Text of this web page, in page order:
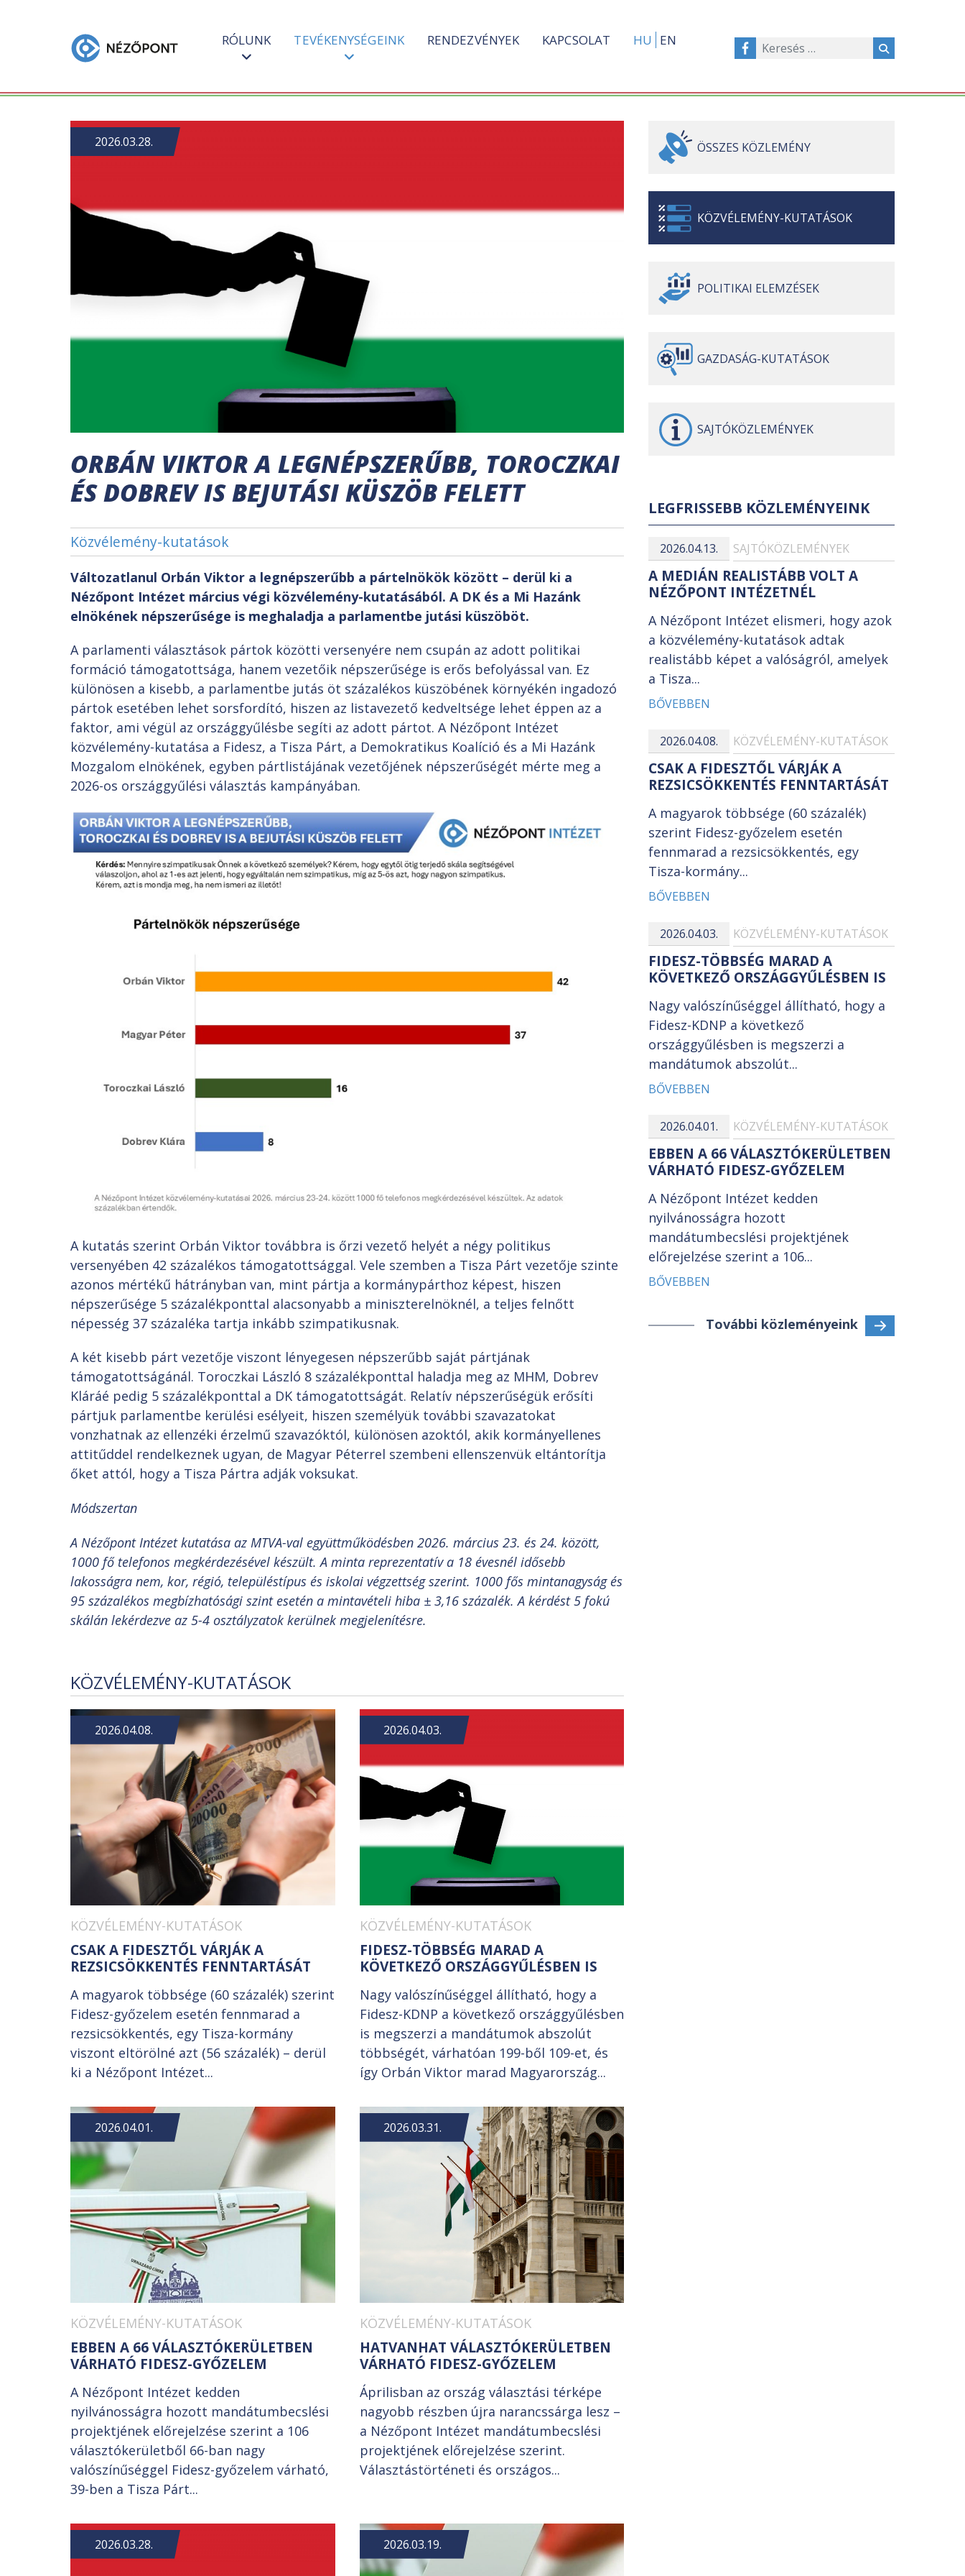
RÓLUNK TEVÉKENYSÉGEINK RENDEZVÉNYEK KAPCSOLAT HU EN
ORBÁN VIKTOR A LEGNÉPSZERŰBB, TOROCZKAI
ÉS DOBREV IS BEJUTÁSI KÜSZÖB FELETT
Közvélemény-kutatások
2026.03.28.
Változatlanul Orbán Viktor a legnépszerűbb a pártelnökök között – derül ki a
Nézőpont Intézet március végi közvélemény-kutatásából. A DK és a Mi Hazánk
elnökének népszerűsége is meghaladja a parlamentbe jutási küszöböt.
A parlamenti választások pártok közötti versenyére nem csupán az adott politikai
formáció támogatottsága, hanem vezetőik népszerűsége is erős befolyással van. Ez
különösen a kisebb, a parlamentbe jutás öt százalékos küszöbének környékén ingadozó
pártok esetében lehet sorsfordító, hiszen az listavezető kedveltsége lehet éppen az a
faktor, ami végül az országgyűlésbe segíti az adott pártot. A Nézőpont Intézet
közvélemény-kutatása a Fidesz, a Tisza Párt, a Demokratikus Koalíció és a Mi Hazánk
Mozgalom elnökének, egyben pártlistájának vezetőjének népszerűségét mérte meg a
2026-os országgyűlési választás kampányában.
A kutatás szerint Orbán Viktor továbbra is őrzi vezető helyét a négy politikus
versenyében 42 százalékos támogatottsággal. Vele szemben a Tisza Párt vezetője szinte
azonos mértékű hátrányban van, mint pártja a kormánypárthoz képest, hiszen
népszerűsége 5 százalékponttal alacsonyabb a miniszterelnöknél, a teljes felnőtt
népesség 37 százaléka tartja inkább szimpatikusnak.
A két kisebb párt vezetője viszont lényegesen népszerűbb saját pártjának
támogatottságánál. Toroczkai László 8 százalékponttal haladja meg az MHM, Dobrev
Kláráé pedig 5 százalékponttal a DK támogatottságát. Relatív népszerűségük erősíti
pártjuk parlamentbe kerülési esélyeit, hiszen személyük további szavazatokat
vonzhatnak az ellenzéki érzelmű szavazóktól, különösen azoktól, akik kormányellenes
attitűddel rendelkeznek ugyan, de Magyar Péterrel szembeni ellenszenvük eltántorítja
őket attól, hogy a Tisza Pártra adják voksukat.
Módszertan
A Nézőpont Intézet kutatása az MTVA-val együttműködésben 2026. március 23. és 24. között,
1000 fő telefonos megkérdezésével készült. A minta reprezentatív a 18 évesnél idősebb
lakosságra nem, kor, régió, településtípus és iskolai végzettség szerint. 1000 fős mintanagyság és
95 százalékos megbízhatósági szint esetén a mintavételi hiba ± 3,16 százalék. A kérdést 5 fokú
skálán lekérdezve az 5-4 osztályzatok kerülnek megjelenítésre.
KÖZVÉLEMÉNY-KUTATÁSOK
2026.04.08.
KÖZVÉLEMÉNY-KUTATÁSOK
CSAK A FIDESZTŐL VÁRJÁK A
REZSICSÖKKENTÉS FENNTARTÁSÁT
A magyarok többsége (60 százalék) szerint
Fidesz-győzelem esetén fennmarad a
rezsicsökkentés, egy Tisza-kormány
viszont eltörölné azt (56 százalék) – derül
ki a Nézőpont Intézet...
2026.04.03.
KÖZVÉLEMÉNY-KUTATÁSOK
FIDESZ-TÖBBSÉG MARAD A
KÖVETKEZŐ ORSZÁGGYŰLÉSBEN IS
Nagy valószínűséggel állítható, hogy a
Fidesz-KDNP a következő országgyűlésben
is megszerzi a mandátumok abszolút
többségét, várhatóan 199-ből 109-et, és
így Orbán Viktor marad Magyarország...
2026.04.01.
KÖZVÉLEMÉNY-KUTATÁSOK
EBBEN A 66 VÁLASZTÓKERÜLETBEN
VÁRHATÓ FIDESZ-GYŐZELEM
A Nézőpont Intézet kedden
nyilvánosságra hozott mandátumbecslési
projektjének előrejelzése szerint a 106
választókerületből 66-ban nagy
valószínűséggel Fidesz-győzelem várható,
39-ben a Tisza Párt...
2026.03.31.
KÖZVÉLEMÉNY-KUTATÁSOK
HATVANHAT VÁLASZTÓKERÜLETBEN
VÁRHATÓ FIDESZ-GYŐZELEM
Áprilisban az ország választási térképe
nagyobb részben újra narancssárga lesz –
a Nézőpont Intézet mandátumbecslési
projektjének előrejelzése szerint.
Választástörténeti és országos...
2026.03.28. 2026.03.19.
ÖSSZES KÖZLEMÉNY
KÖZVÉLEMÉNY-KUTATÁSOK
POLITIKAI ELEMZÉSEK
GAZDASÁG-KUTATÁSOK
SAJTÓKÖZLEMÉNYEK
LEGFRISSEBB KÖZLEMÉNYEINK
2026.04.13. SAJTÓKÖZLEMÉNYEK
A MEDIÁN REALISTÁBB VOLT A
NÉZŐPONT INTÉZETNÉL
A Nézőpont Intézet elismeri, hogy azok
a közvélemény-kutatások adtak
realistább képet a valóságról, amelyek
a Tisza...
BŐVEBBEN
2026.04.08. KÖZVÉLEMÉNY-KUTATÁSOK
CSAK A FIDESZTŐL VÁRJÁK A
REZSICSÖKKENTÉS FENNTARTÁSÁT
A magyarok többsége (60 százalék)
szerint Fidesz-győzelem esetén
fennmarad a rezsicsökkentés, egy
Tisza-kormány...
BŐVEBBEN
2026.04.03. KÖZVÉLEMÉNY-KUTATÁSOK
FIDESZ-TÖBBSÉG MARAD A
KÖVETKEZŐ ORSZÁGGYŰLÉSBEN IS
Nagy valószínűséggel állítható, hogy a
Fidesz-KDNP a következő
országgyűlésben is megszerzi a
mandátumok abszolút...
BŐVEBBEN
2026.04.01. KÖZVÉLEMÉNY-KUTATÁSOK
EBBEN A 66 VÁLASZTÓKERÜLETBEN
VÁRHATÓ FIDESZ-GYŐZELEM
A Nézőpont Intézet kedden
nyilvánosságra hozott
mandátumbecslési projektjének
előrejelzése szerint a 106...
BŐVEBBEN
További közleményeink